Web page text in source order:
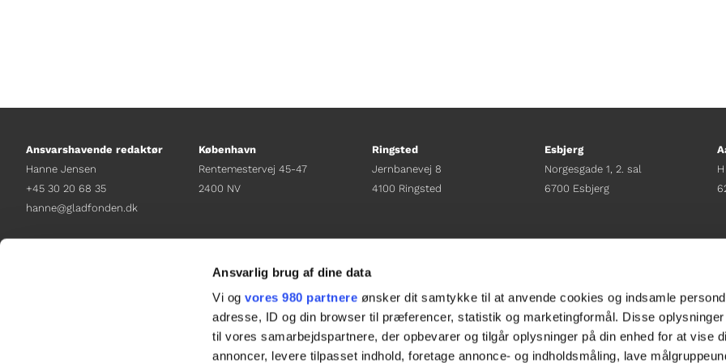
Ansvarlig brug af dine data
Vi ogvores 980 partnere ønsker dit samtykke til at anvende cookies og indsamle
adresse, ID og din browser til præferencer, statistik og marketingformål. Disse
til vores samarbejdspartnere, der opbevarer og tilgår oplysninger på din enhed for at vise
annoncer, levere tilpasset indhold, foretage annonce- og indholdsmåling, lave
Ansvarshavende redaktør
Hanne Jensen
+45 30 20 68 35
hanne@gladfonden.dk
København
Rentemestervej 45-47
2400 NV
+45 38 12 01 00
Ringsted
Jernbanevej 8
4100 Ringsted
sacha.lw@gladfonden.dk
Esbjerg
Norgesgade 1, 2. sal
6700 Esbjerg
sanne.h@gladfonden.dk
   